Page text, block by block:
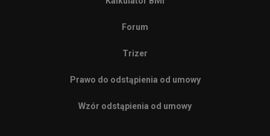
Forum
Trizer
Prawo do odstąpienia od umowy
Wzór odstąpienia od umowy